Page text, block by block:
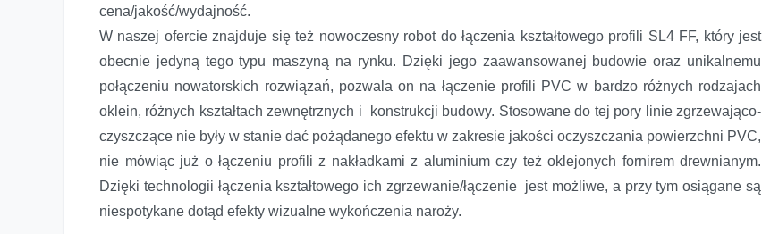
cena/jakość/wydajność.
W naszej ofercie znajduje się też nowoczesny robot do łączenia kształtowego profili SL4 FF, który jest
obecnie jedyną tego typu maszyną na rynku. Dzięki jego zaawansowanej budowie oraz unikalnemu
połączeniu nowatorskich rozwiązań, pozwala on na łączenie profili PVC w bardzo różnych rodzajach
oklein, różnych kształtach zewnętrznych i konstrukcji budowy. Stosowane do tej pory linie zgrzewająco-
czyszczące nie były w stanie dać pożądanego efektu w zakresie jakości oczyszczania powierzchni PVC,
nie mówiąc już o łączeniu profili z nakładkami z aluminium czy też oklejonych fornirem drewnianym.
Dzięki technologii łączenia kształtowego ich zgrzewanie/łączenie jest możliwe, a przy tym osiągane są
niespotykane dotąd efekty wizualne wykończenia naroży.